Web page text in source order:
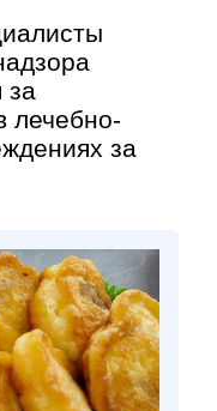
за
лечебно-
за